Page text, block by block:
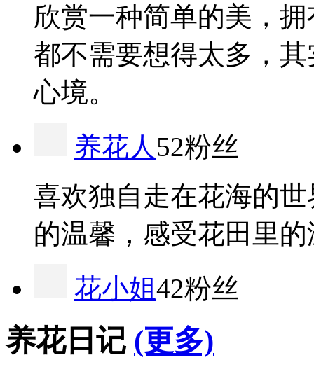
欣赏一种简单的美，
都不需要想得太多，
心境。
养花人 52粉丝
喜欢独自走在花海的
的温馨，感受花田里
花小姐42粉丝
养花日记 (更多)